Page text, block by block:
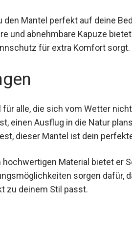
den Mantel perfekt auf deine
und abnehmbare Kapuze
für extra Komfort sorgt.
alle, die sich vom Wetter
einen Ausflug in die Natur
dieser Mantel ist dein
Material bietet er
sorgen dafür,
zu deinem Stil passt.